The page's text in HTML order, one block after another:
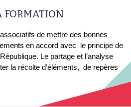
FORMATION
de mettre des bonnes
en accord avec le principe de
Le partage et l’analyse
la récolte d’éléments, de repères